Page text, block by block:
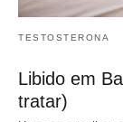
TESTOSTERONA
Libido em
tratar)